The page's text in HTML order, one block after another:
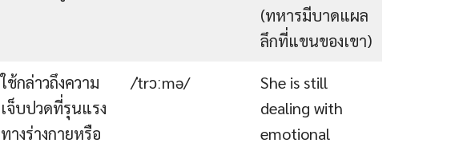
(ทหารมีบาดแผล
ลึกที่แขนของเขา)
ใช้กล่าวถึงความ
เจ็บปวดที่รุนแรง
ทางร่างกายหรือ
/ˈtrɔːmə/
She is still
dealing with
emotional